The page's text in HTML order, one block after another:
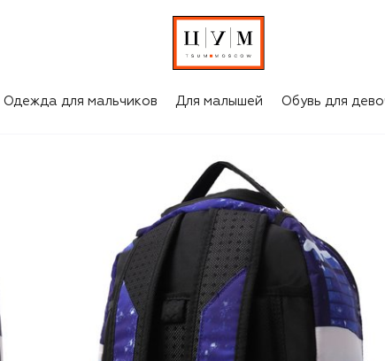
Одежда для мальчиков Для малышей Обувь для